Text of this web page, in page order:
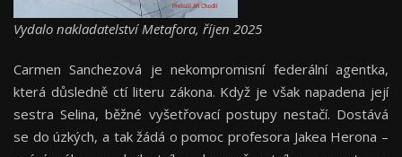
Vydalo nakladatelství Metafora, říjen 2025
Carmen Sanchezová je nekompromisní federální agentka,
která důsledně ctí literu zákona. Když je však napadena její
sestra Selina, běžné vyšetřovací postupy nestačí. Dostává
se do úzkých, a tak žádá o pomoc profesora Jakea Herona –